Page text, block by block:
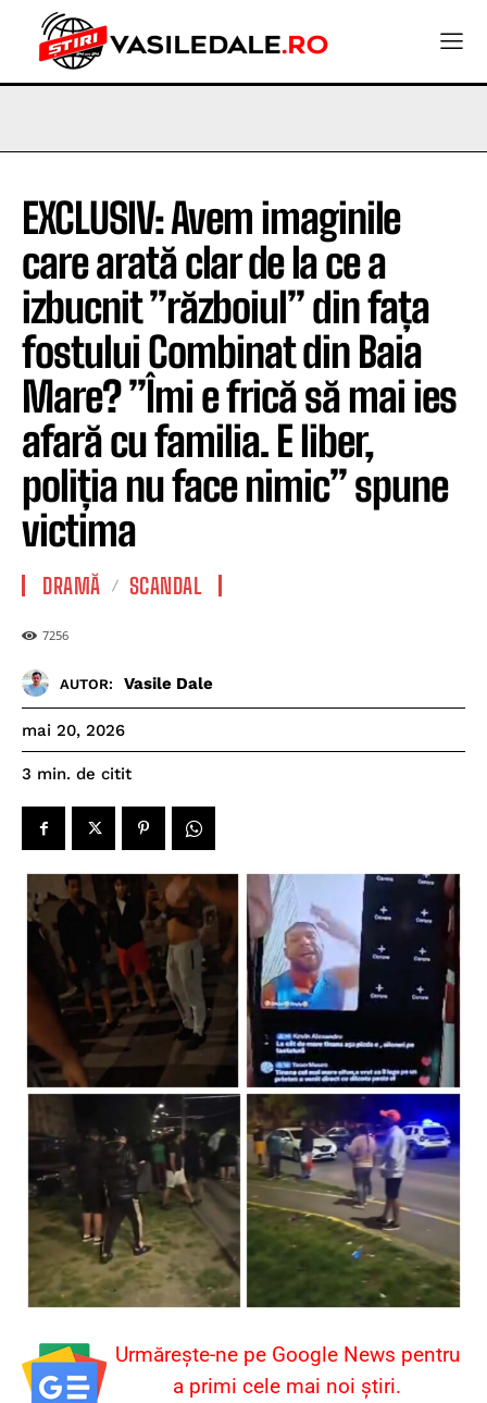
EXCLUSIV: Avem imaginile
care arată clar de la ce a
izbucnit ”războiul” din fața
fostului Combinat din Baia
Mare? ”Îmi e frică să mai ies
afară cu familia. E liber,
poliția nu face nimic” spune
victima
DRAMĂ SCANDAL
7256
AUTOR: Vasile Dale
mai 20, 2026
3 min. de citit
Urmărește-ne pe Google News pentru
a primi cele mai noi știri.